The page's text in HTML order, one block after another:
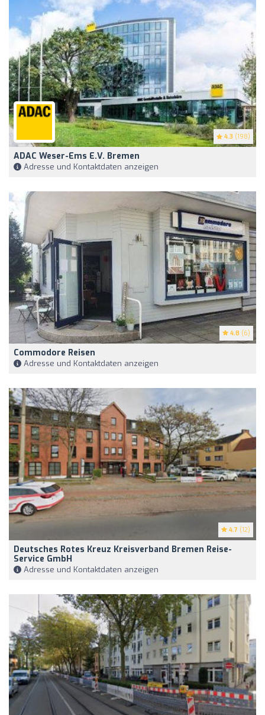
4.3 (198)
ADAC Weser-Ems E.V. Bremen
Adresse und Kontaktdaten anzeigen
4.8 (6)
Commodore Reisen
Adresse und Kontaktdaten anzeigen
4.7 (12)
Deutsches Rotes Kreuz Kreisverband Bremen Reise-
Service GmbH
Adresse und Kontaktdaten anzeigen